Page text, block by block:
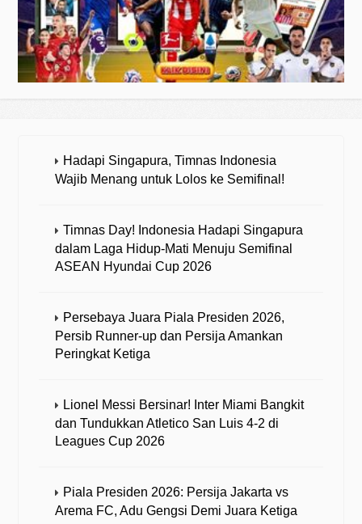
Hadapi Singapura, Timnas Indonesia
Wajib Menang untuk Lolos ke Semifinal!
Timnas Day! Indonesia Hadapi Singapura
dalam Laga Hidup-Mati Menuju Semifinal
ASEAN Hyundai Cup 2026
Persebaya Juara Piala Presiden 2026,
Persib Runner-up dan Persija Amankan
Peringkat Ketiga
Lionel Messi Bersinar! Inter Miami Bangkit
dan Tundukkan Atletico San Luis 4-2 di
Leagues Cup 2026
Piala Presiden 2026: Persija Jakarta vs
Arema FC, Adu Gengsi Demi Juara Ketiga